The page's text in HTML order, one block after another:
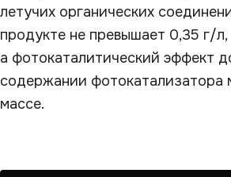
летучих органических
продукте не превышает 0,35 г/л,
а фотокаталитический эффект
содержании фотокатализатора
массе.